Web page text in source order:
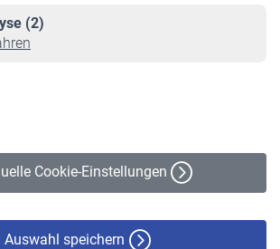
(2)
Cookie-Einstellungen
Auswahl speichern